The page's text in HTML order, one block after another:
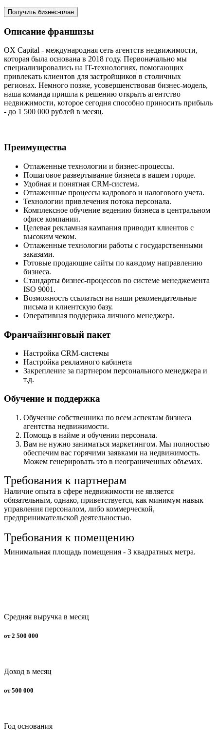
Получить бизнес-план
Описание франшизы
OX Capital - международная сеть агентств недвижимости,
которая была основана в 2018 году. Первоначально мы
специализировались на IT-технологиях, помогающих
привлекать клиентов для застройщиков в столичных
регионах. Немного позже, усовершенствовав бизнес-модель,
наша команда пришла к решению открыть агентство
недвижимости, которое сегодня способно приносить прибыль
- до 1 500 000 рублей в месяц.
Преимущества
Отлаженные технологии и бизнес-процессы.
Пошаговое развертывание бизнеса в вашем городе.
Удобная и понятная CRM-система.
Отлаженные процессы кадрового и налогового учета.
Технологии привлечения потока персонала.
Комплексное обучение ведению бизнеса в центральном
офисе компании.
Целевая рекламная кампания приводит клиентов с
высоким чеком.
Отлаженные технологии работы с государственными
заказами.
Готовые продающие сайты по каждому направлению
бизнеса.
Стандарты бизнес-процессов по системе менеджемента
ISO 9001.
Возможность ссылаться на наши рекомендательные
письма и клиентскую базу.
Оперативная поддержка личного менеджера.
Франчайзинговый пакет
Настройка CRM-системы
Настройка рекламного кабинета
Закрепление за партнером персонального менеджера и
т.д.
Обучение и поддержка
Обучение собственника по всем аспектам бизнеса
агентства недвижимости.
Помощь в найме и обучении персонала.
Вам не нужно заниматься маркетингом. Мы полностью
обеспечим вас горячими заявками на недвижимость.
Можем генерировать это в неограниченных объемах.
Требования к партнерам
Наличие опыта в сфере недвижимости не является
обязательным, однако, приветствуется, как минимум навык
управления персоналом, либо коммерческой,
предпринимательской деятельностью.
Требования к помещению
Минимальная площадь помещения - 3 квадратных метра.
Средняя выручка в месяц
от 2 500 000
Доход в месяц
от 500 000
Год основания